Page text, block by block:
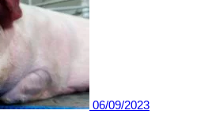
06/09/2023